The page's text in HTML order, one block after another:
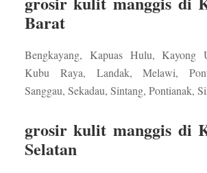
Barat
Bengkayang, Kapuas Hulu, Kayong
Kubu Raya, Landak, Melawi,
Sanggau, Sekadau, Sintang, Pontianak,
grosir kulit manggis di
Selatan